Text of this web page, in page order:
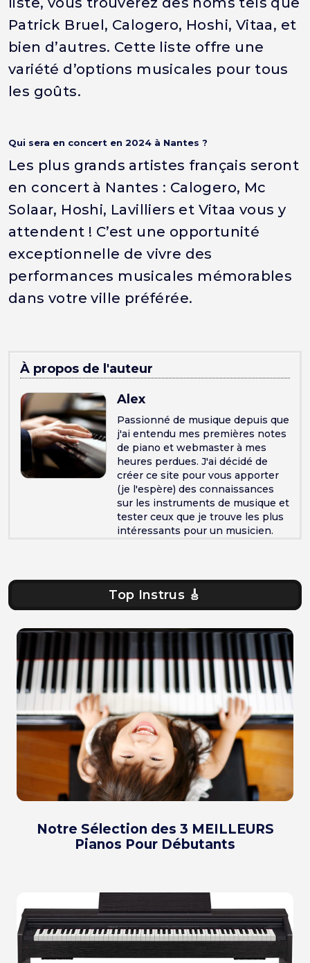
Patrick Bruel, Calogero, Hoshi, Vitaa, et
bien d’autres. Cette liste offre une
variété d’options musicales pour tous
les goûts.
Qui sera en concert en 2024 à Nantes ?
Les plus grands artistes français seront
en concert à Nantes : Calogero, Mc
Solaar, Hoshi, Lavilliers et Vitaa vous y
attendent ! C’est une opportunité
exceptionnelle de vivre des
performances musicales mémorables
dans votre ville préférée.
À propos de l'auteur
Alex
Passionné de musique depuis que
j'ai entendu mes premières notes
de piano et webmaster à mes
heures perdues. J'ai décidé de
créer ce site pour vous apporter
(je l'espère) des connaissances
sur les instruments de musique et
tester ceux que je trouve les plus
intéressants pour un musicien.
Top Instrus 🎸
Notre Sélection des 3 MEILLEURS
Pianos Pour Débutants